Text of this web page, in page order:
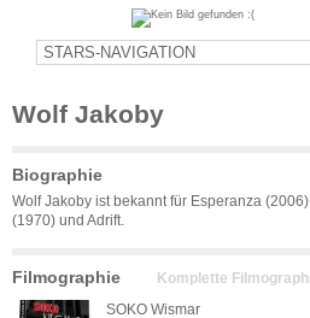
Wolf Jakoby
Biographie
Wolf Jakoby ist bekannt für Esperanza
(1970) und Adrift.
Filmographie Komplette
SOKO Wismar